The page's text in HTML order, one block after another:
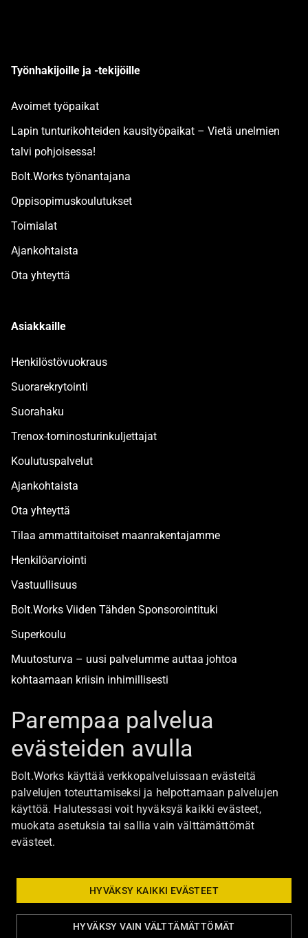
Työnhakijoille ja -tekijöille
Avoimet työpaikat
Lapin tunturikohteiden kausityöpaikat – Vietä unelmien
talvi pohjoisessa!
Bolt.Works työnantajana
Oppisopimuskoulutukset
Toimialat
Ajankohtaista
Ota yhteyttä
Asiakkaille
Henkilöstövuokraus
Suorarekrytointi
Suorahaku
Trenox-torninosturinkuljettajat
Koulutuspalvelut
Ajankohtaista
Ota yhteyttä
Tilaa ammattitaitoiset maanrakentajamme
Henkilöarviointi
Vastuullisuus
Bolt.Works Viiden Tähden Sponsorointituki
Superkoulu
Muutosturva – uusi palvelumme auttaa johtoa
kohtaamaan kriisin inhimillisesti
Boltista
Töihin Bolt.Worksin toimistolle
Ajankohtaista
Ota yhteyttä
Bolt Group hallitus
Parempaa palvelua
evästeiden avulla
Bolt.Works käyttää verkkopalveluissaan evästeitä
palvelujen toteuttamiseksi ja helpottamaan palvelujen
käyttöä. Halutessasi voit hyväksyä kaikki evästeet,
muokata asetuksia tai sallia vain välttämättömät
evästeet.
HYVÄKSY KAIKKI EVÄSTEET
HYVÄKSY VAIN VÄLTTÄMÄTTÖMÄT